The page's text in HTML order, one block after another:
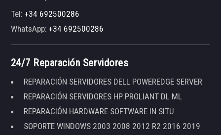
Tel:+34 692500286
WhatsApp:+34 692500286
24/7 Reparación Servidores
REPARACIÓN SERVIDORES DELL POWEREDGE SERVER
REPARACIÓN SERVIDORES HP PROLIANT DL ML
REPARACIÓN HARDWARE SOFTWARE IN SITU
SOPORTE WINDOWS 2003 2008 2012 R2 2016 2019